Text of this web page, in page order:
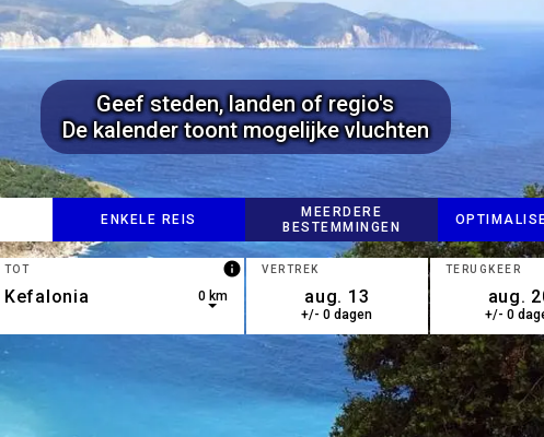
Geef steden, landen of regio's
De kalender toont mogelijke vluchten
ENKELE REIS
MEERDERE
BESTEMMINGEN
arrow keys to navigate.
are available, use up and down arrow keys to navigate.
TOT info
0 km
VERTREK
+/- 0 dagen
TERUGKEER
+/- 0